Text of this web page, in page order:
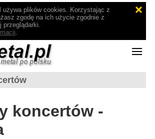
używa plików cookies. Korzystając z
zgodę na ich użycie zgodnie z
przeglądarki.
.
koncertów -